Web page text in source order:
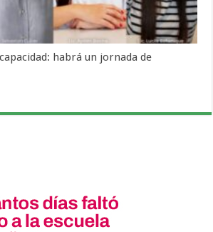
habrá un jornada de